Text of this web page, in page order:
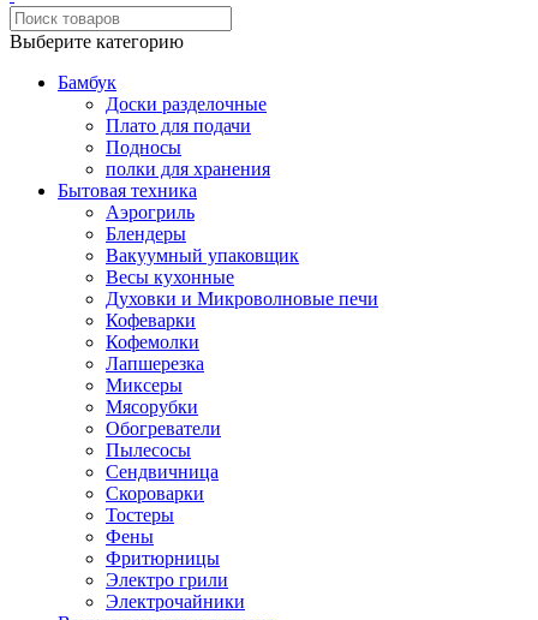
Выберите категорию
Бамбук
Доски разделочные
Плато для подачи
Подносы
полки для хранения
Бытовая техника
Аэрогриль
Блендеры
Вакуумный упаковщик
Весы кухонные
Духовки и Микроволновые печи
Кофеварки
Кофемолки
Лапшерезка
Миксеры
Мясорубки
Обогреватели
Пылесосы
Сендвичница
Скороварки
Тостеры
Фены
Фритюрницы
Электро грили
Электрочайники